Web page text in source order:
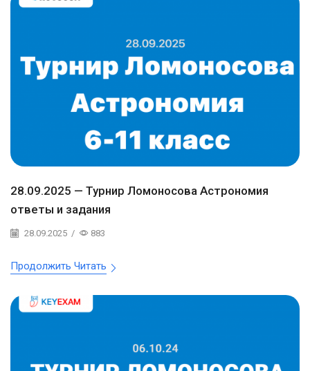
28.09.2025 — Турнир Ломоносова Астрономия
ответы и задания
28.09.2025 / 883
Продолжить Читать